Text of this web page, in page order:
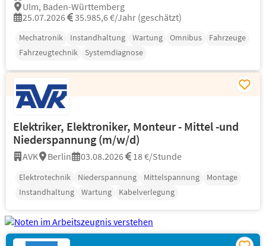
Ulm, Baden-Württemberg
25.07.2026
35.985,6 €/Jahr (geschätzt)
Mechatronik Instandhaltung Wartung Omnibus
Fahrzeuge
Fahrzeugtechnik
Systemdiagnose
Elektriker, Elektroniker, Monteur - Mittel -und
Niederspannung (m/w/d)
AVK Berlin 03.08.2026 18 €/Stunde
Elektrotechnik Niederspannung Mittelspannung
Montage
Instandhaltung
Wartung Kabelverlegung